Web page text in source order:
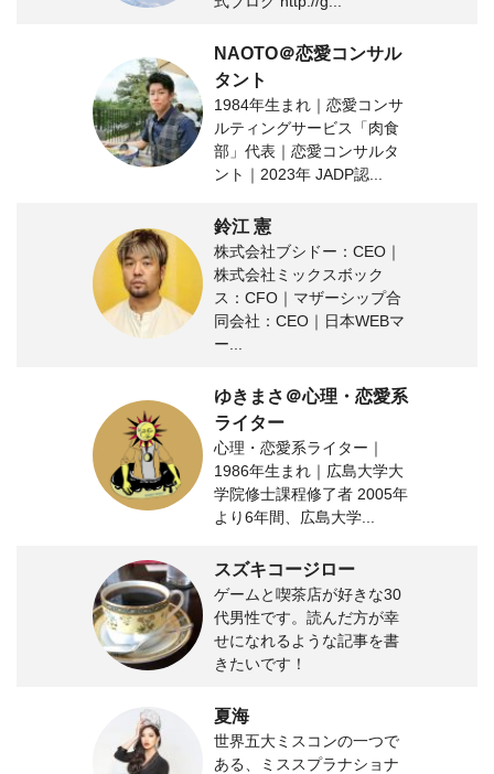
NAOTO＠恋愛コンサル
タント
1984年生まれ｜恋愛コンサ
ルティングサービス「肉食
部」代表｜恋愛コンサルタ
ント｜2023年 JADP認...
鈴江 憲
株式会社ブシドー：CEO｜
株式会社ミックスボック
ス：CFO｜マザーシップ合
同会社：CEO｜日本WEBマ
ー...
ゆきまさ＠心理・恋愛系
ライター
心理・恋愛系ライター｜
1986年生まれ｜広島大学大
学院修士課程修了者 2005年
より6年間、広島大学...
スズキコージロー
ゲームと喫茶店が好きな30
代男性です。読んだ方が幸
せになれるような記事を書
きたいです！
夏海
世界五大ミスコンの一つで
ある、ミススプラナショナ